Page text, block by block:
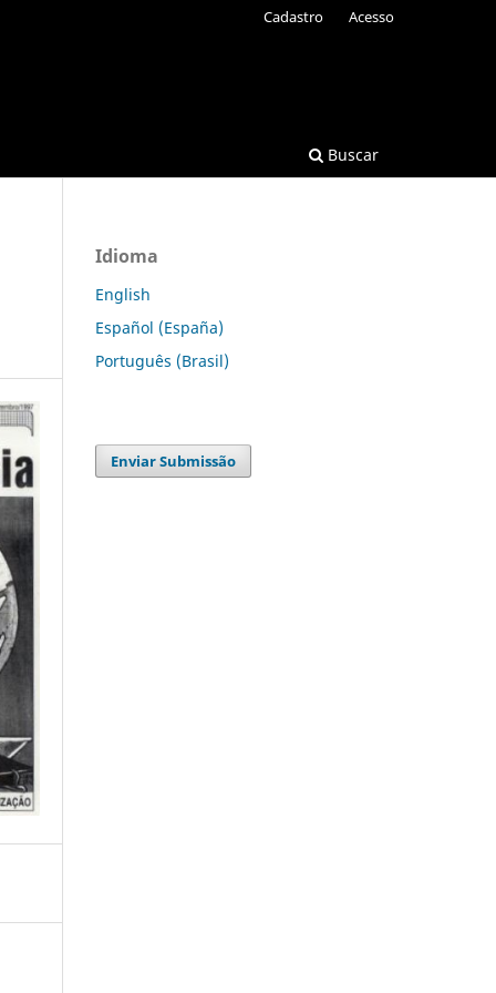
Buscar
Cadastro Acesso
Idioma
English
Español (España)
Português (Brasil)
Enviar Submissão